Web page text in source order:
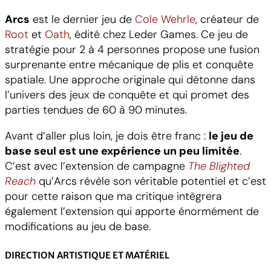
Arcs est le dernier jeu de Cole Wehrle, créateur de
Root et Oath, édité chez Leder Games. Ce jeu de
stratégie pour 2 à 4 personnes propose une fusion
surprenante entre mécanique de plis et conquête
spatiale. Une approche originale qui détonne dans
l’univers des jeux de conquête et qui promet des
parties tendues de 60 à 90 minutes.
Avant d’aller plus loin, je dois être franc : le jeu de
base seul est une expérience un peu limitée.
C’est avec l’extension de campagne The Blighted
Reach qu’Arcs révèle son véritable potentiel et c’est
pour cette raison que ma critique intègrera
également l’extension qui apporte énormément de
modifications au jeu de base.
DIRECTION ARTISTIQUE ET MATÉRIEL